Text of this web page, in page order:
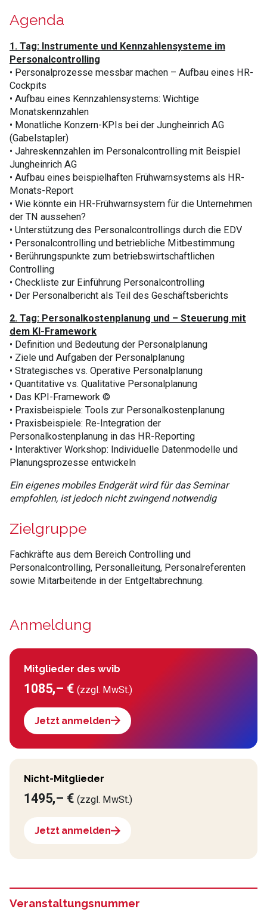
Agenda
1. Tag: Instrumente und Kennzahlensysteme im
Personalcontrolling
• Personalprozesse messbar machen – Aufbau eines HR-
Cockpits
• Aufbau eines Kennzahlensystems: Wichtige
Monatskennzahlen
• Monatliche Konzern-KPIs bei der Jungheinrich AG
(Gabelstapler)
• Jahreskennzahlen im Personalcontrolling mit Beispiel
Jungheinrich AG
• Aufbau eines beispielhaften Frühwarnsystems als HR-
Monats-Report
• Wie könnte ein HR-Frühwarnsystem für die Unternehmen
der TN aussehen?
• Unterstützung des Personalcontrollings durch die EDV
• Personalcontrolling und betriebliche Mitbestimmung
• Berührungspunkte zum betriebswirtschaftlichen
Controlling
• Checkliste zur Einführung Personalcontrolling
• Der Personalbericht als Teil des Geschäftsberichts
2. Tag: Personalkostenplanung und – Steuerung mit
dem KI-Framework
• Definition und Bedeutung der Personalplanung
• Ziele und Aufgaben der Personalplanung
• Strategisches vs. Operative Personalplanung
• Quantitative vs. Qualitative Personalplanung
• Das KPI-Framework ©
• Praxisbeispiele: Tools zur Personalkostenplanung
• Praxisbeispiele: Re-Integration der
Personalkostenplanung in das HR-Reporting
• Interaktiver Workshop: Individuelle Datenmodelle und
Planungsprozesse entwickeln
Ein eigenes mobiles Endgerät wird für das Seminar
empfohlen, ist jedoch nicht zwingend notwendig
Zielgruppe
Fachkräfte aus dem Bereich Controlling und
Personalcontrolling, Personalleitung, Personalreferenten
sowie Mitarbeitende in der Entgeltabrechnung.
Anmeldung
Mitglieder des wvib
1085,– €(zzgl. MwSt.)
Jetzt anmelden
Nicht-Mitglieder
1495,– €(zzgl. MwSt.)
Jetzt anmelden
Veranstaltungsnummer